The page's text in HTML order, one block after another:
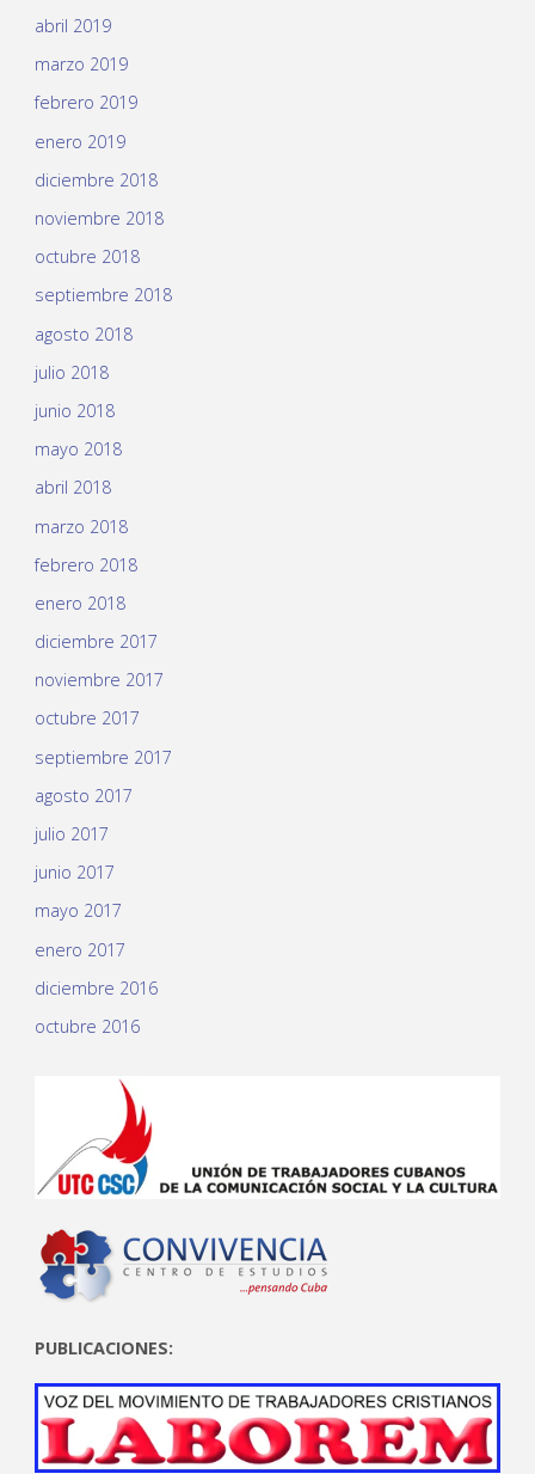
abril 2019
marzo 2019
febrero 2019
enero 2019
diciembre 2018
noviembre 2018
octubre 2018
septiembre 2018
agosto 2018
julio 2018
junio 2018
mayo 2018
abril 2018
marzo 2018
febrero 2018
enero 2018
diciembre 2017
noviembre 2017
octubre 2017
septiembre 2017
agosto 2017
julio 2017
junio 2017
mayo 2017
enero 2017
diciembre 2016
octubre 2016
PUBLICACIONES: